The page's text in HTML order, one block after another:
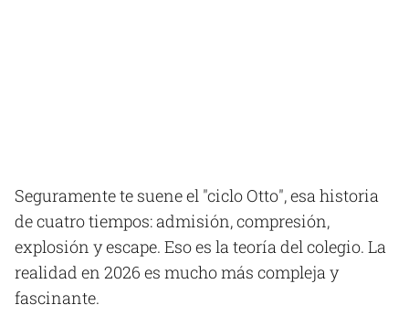
Seguramente te suene el "ciclo Otto", esa historia
de cuatro tiempos: admisión, compresión,
explosión y escape. Eso es la teoría del colegio. La
realidad en 2026 es mucho más compleja y
fascinante.